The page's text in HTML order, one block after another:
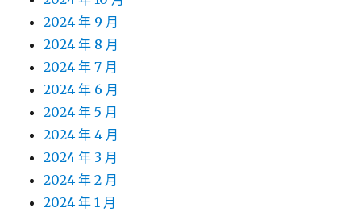
2024 年 9 月
2024 年 8 月
2024 年 7 月
2024 年 6 月
2024 年 5 月
2024 年 4 月
2024 年 3 月
2024 年 2 月
2024 年 1 月